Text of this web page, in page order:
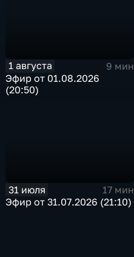
1 августа
9 мин
Эфир от 01.08.2026
(20:50)
31 июля
17 мин
Эфир от 31.07.2026 (21:10)